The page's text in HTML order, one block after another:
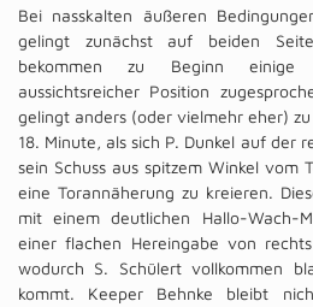
Bei nasskalten äußeren
gelingt zunächst auf beiden
bekommen zu Beginn einige
aussichtsreicher Position
gelingt anders (oder vielmehr eher)
18. Minute, als sich P. Dunkel auf der
sein Schuss aus spitzem Winkel
eine Torannäherung zu kreieren.
mit einem deutlichen Hallo-Wach-
einer flachen Hereingabe von
wodurch S. Schülert vollkommen
kommt. Keeper Behnke bleibt